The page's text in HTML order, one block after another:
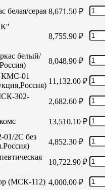
белая/серая 8,671.50 ₽
8,755.90 ₽
белый/
8,048.90 ₽
КМС-01
11,132.00 ₽
302-
2,682.60 ₽
13,510.10 ₽
2С без
4,852.30 ₽
10,722.90 ₽
(МСК-112) 4,000.00 ₽